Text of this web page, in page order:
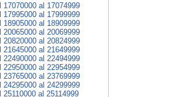
17070000 al 17074999
17995000 al 17999999
18905000 al 18909999
20065000 al 20069999
20820000 al 20824999
21645000 al 21649999
22490000 al 22494999
22950000 al 22954999
23765000 al 23769999
24295000 al 24299999
25110000 al 25114999